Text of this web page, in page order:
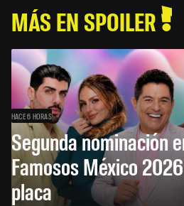
MÁS EN SPOILER
HACE 6 HORAS
Segunda nominación
Famosos México
placa